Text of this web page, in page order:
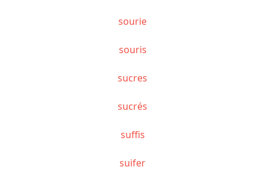
sourie
souris
sucres
sucrés
suffis
suifer